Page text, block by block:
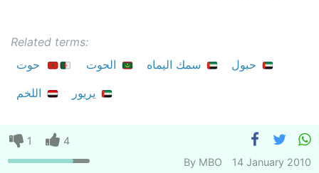
Related terms:
حوت
الحوت سمك اليماه
حبول
اللخم
يريور
1
4
By MBO 14 January 2010